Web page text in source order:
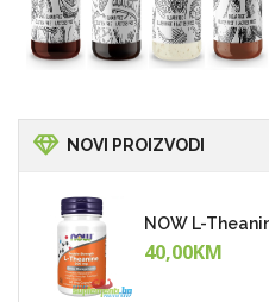
NOVI PROIZVODI
NOW L-
40,00KM